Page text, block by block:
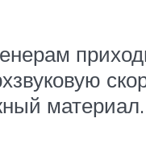
материал.